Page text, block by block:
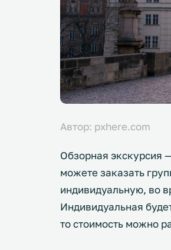
Автор: pxhere.com
Обзорная экскурсия
можете заказать
индивидуальную, во
Индивидуальная
то стоимость можно